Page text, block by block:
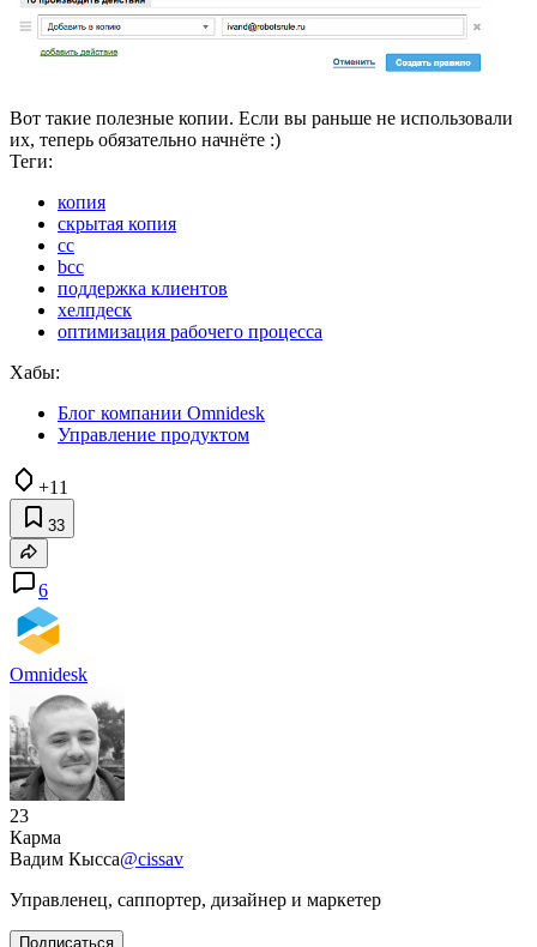
Вот такие полезные копии. Если вы раньше не использовали
их, теперь обязательно начнёте :)
Теги:
копия
скрытая копия
cc
bcc
поддержка клиентов
хелпдеск
оптимизация рабочего процесса
Хабы:
Блог компании Omnidesk
Управление продуктом
+11
33
6
Omnidesk
23
Карма
Вадим Кысса@cissav
Управленец, саппортер, дизайнер и маркетер
Подписаться